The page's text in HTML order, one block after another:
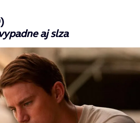
aj slza